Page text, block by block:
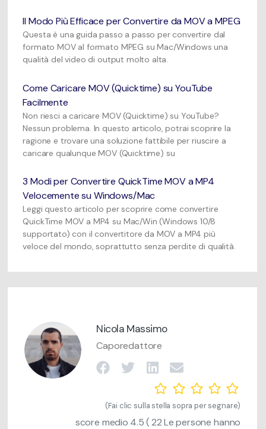
Il Modo Più Efficace per Convertire da MOV a MPEG
Questa è una guida passo a passo per convertire dal
formato MOV al formato MPEG su Mac/Windows una
qualità del video di output molto alta.
Come Caricare MOV (Quicktime) su YouTube
Facilmente
Non riesci a caricare MOV (Quicktime) su YouTube?
Nessun problema. In questo articolo, potrai scoprire la
ragione e trovare una soluzione fattibile per riuscire a
caricare qualunque MOV (Quicktime) su
3 Modi per Convertire QuickTime MOV a MP4
Velocemente su Windows/Mac
Leggi questo articolo per scoprire come convertire
QuickTime MOV a MP4 su Mac/Win (Windows 10/8
supportato) con il convertitore da MOV a MP4 più
veloce del mondo, soprattutto senza perdite di qualità.
Nicola Massimo
Caporedattore
(Fai clic sulla stella sopra per segnare)
score medio 4.5(22Le persone hanno